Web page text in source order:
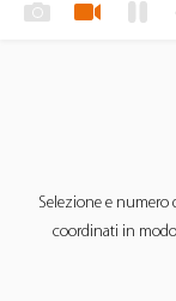
Selezione e
coordinati in